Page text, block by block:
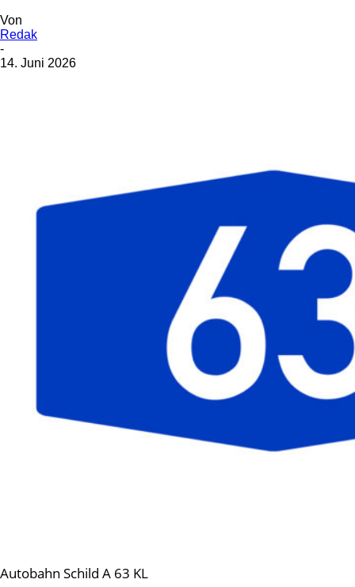
Von
Redak
-
14. Juni 2026
Autobahn Schild A 63 KL